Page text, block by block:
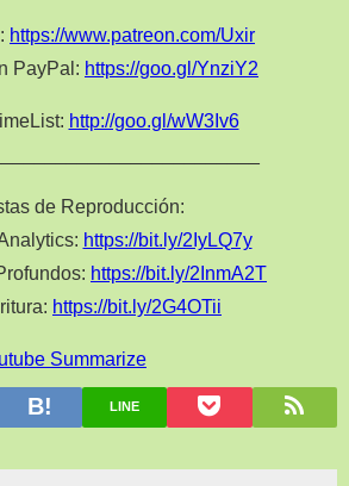
https://www.patreon.com/Uxir
PayPal: https://goo.gl/YnziY2
http://goo.gl/wW3Iv6
de Reproducción:
https://bit.ly/2IyLQ7y
https://bit.ly/2InmA2T
https://bit.ly/2G4OTii
Summarize
LINE